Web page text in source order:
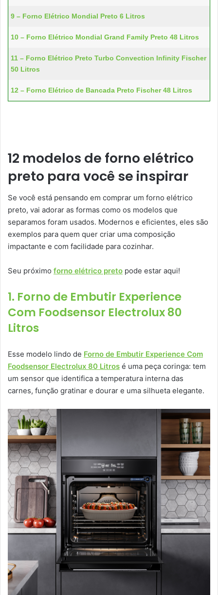
9 – Forno Elétrico Mondial Preto 6 Litros
10 – Forno Elétrico Mondial Grand Family Preto 48 Litros
11 – Forno Elétrico Preto Turbo Convection Infinity Fischer
50 Litros
12 – Forno Elétrico de Bancada Preto Fischer 48 Litros
12 modelos de forno elétrico
preto para você se inspirar
Se você está pensando em comprar um forno elétrico
preto, vai adorar as formas como os modelos que
separamos foram usados. Modernos e eficientes, eles são
exemplos para quem quer criar uma composição
impactante e com facilidade para cozinhar.
Seu próximo forno elétrico preto pode estar aqui!
1. Forno de Embutir Experience
Com Foodsensor Electrolux 80
Litros
Esse modelo lindo de Forno de Embutir Experience Com
Foodsensor Electrolux 80 Litros é uma peça coringa: tem
um sensor que identifica a temperatura interna das
carnes, função gratinar e dourar e uma silhueta elegante.